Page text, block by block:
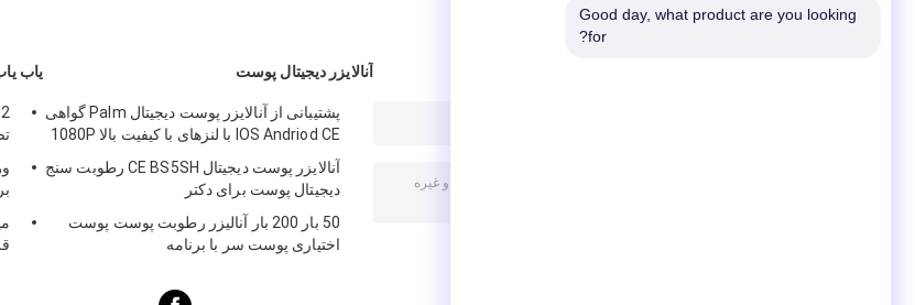
یاب آنالایزر دیجیتال پوست
پشتیبانی از آنالایزر پوست دیجیتال Palm گواهی
IOS Andriod CE با لنزهای با کیفیت بالا 1080P
آنالایزر پوست دیجیتال CE BS5SH رطوبت سنج
دیجیتال پوست برای دکتر
50 بار 200 بار آنالیزر رطوبت پوست پوست
اختیاری پوست سر با برنامه
Good day, what product are you looking
for?